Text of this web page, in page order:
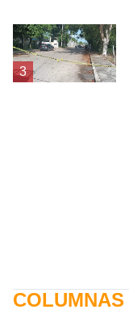
3
COLUMNAS